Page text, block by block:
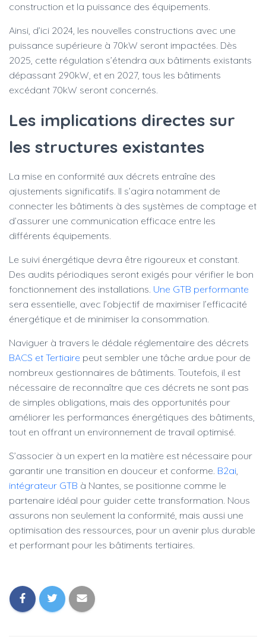
construction et la puissance des équipements.
Ainsi, d’ici 2024, les nouvelles constructions avec une
puissance supérieure à 70kW seront impactées. Dès
2025, cette régulation s’étendra aux bâtiments existants
dépassant 290kW, et en 2027, tous les bâtiments
excédant 70kW seront concernés.
Les implications directes sur
les structures existantes
La mise en conformité aux décrets entraîne des
ajustements significatifs. Il s’agira notamment de
connecter les bâtiments à des systèmes de comptage et
d’assurer une communication efficace entre les
différents équipements.
Le suivi énergétique devra être rigoureux et constant.
Des audits périodiques seront exigés pour vérifier le bon
fonctionnement des installations. Une GTB performante
sera essentielle, avec l’objectif de maximiser l’efficacité
énergétique et de minimiser la consommation.
Naviguer à travers le dédale réglementaire des décrets
BACS et Tertiaire peut sembler une tâche ardue pour de
nombreux gestionnaires de bâtiments. Toutefois, il est
nécessaire de reconnaître que ces décrets ne sont pas
de simples obligations, mais des opportunités pour
améliorer les performances énergétiques des bâtiments,
tout en offrant un environnement de travail optimisé.
S’associer à un expert en la matière est nécessaire pour
garantir une transition en douceur et conforme. B2ai,
intégrateur GTB à Nantes, se positionne comme le
partenaire idéal pour guider cette transformation. Nous
assurons non seulement la conformité, mais aussi une
optimisation des ressources, pour un avenir plus durable
et performant pour les bâtiments tertiaires.